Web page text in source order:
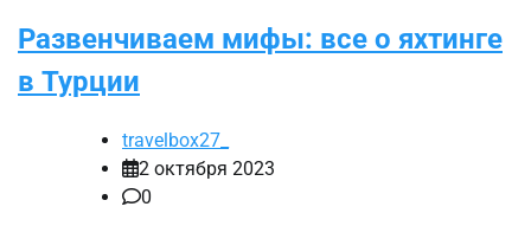
Развенчиваем мифы: все о яхтинге
в Турции
travelbox27_
2 октября 2023
0